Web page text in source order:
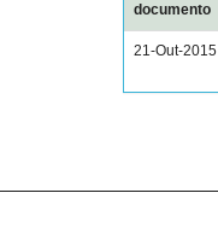
documento
21-Out-2015